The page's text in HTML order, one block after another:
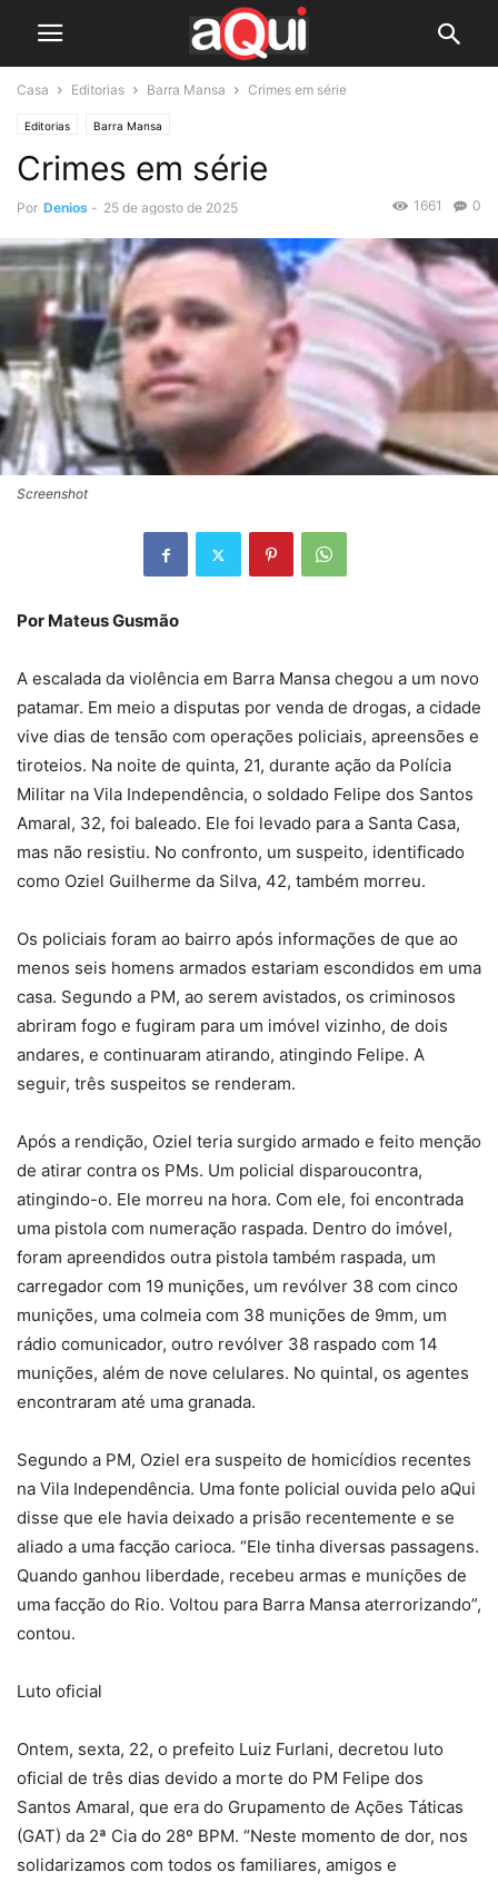
Casa Editorias Barra Mansa Crimes em série
Editorias Barra Mansa
Crimes em série
Por Denios - 25 de agosto de 2025 0
1661
Screenshot
Por Mateus Gusmão
A escalada da violência em Barra Mansa chegou a um novo
patamar. Em meio a disputas por venda de drogas, a cidade
vive dias de tensão com operações policiais, apreensões e
tiroteios. Na noite de quinta, 21, durante ação da Polícia
Militar na Vila Independência, o soldado Felipe dos Santos
Amaral, 32, foi baleado. Ele foi levado para a Santa Casa,
mas não resistiu. No confronto, um suspeito, identificado
como Oziel Guilherme da Silva, 42, também morreu.
Os policiais foram ao bairro após informações de que ao
menos seis homens armados estariam escondidos em uma
casa. Segundo a PM, ao serem avistados, os criminosos
abriram fogo e fugiram para um imóvel vizinho, de dois
andares, e continuaram atirando, atingindo Felipe. A
seguir, três suspeitos se renderam.
Após a rendição, Oziel teria surgido armado e feito menção
de atirar contra os PMs. Um policial disparoucontra,
atingindo-o. Ele morreu na hora. Com ele, foi encontrada
uma pistola com numeração raspada. Dentro do imóvel,
foram apreendidos outra pistola também raspada, um
carregador com 19 munições, um revólver 38 com cinco
munições, uma colmeia com 38 munições de 9mm, um
rádio comunicador, outro revólver 38 raspado com 14
munições, além de nove celulares. No quintal, os agentes
encontraram até uma granada.
Segundo a PM, Oziel era suspeito de homicídios recentes
na Vila Independência. Uma fonte policial ouvida pelo aQui
disse que ele havia deixado a prisão recentemente e se
aliado a uma facção carioca. “Ele tinha diversas passagens.
Quando ganhou liberdade, recebeu armas e munições de
uma facção do Rio. Voltou para Barra Mansa aterrorizando”,
contou.
Luto oficial
Ontem, sexta, 22, o prefeito Luiz Furlani, decretou luto
oficial de três dias devido a morte do PM Felipe dos
Santos Amaral, que era do Grupamento de Ações Táticas
(GAT) da 2ª Cia do 28º BPM. “Neste momento de dor, nos
solidarizamos com todos os familiares, amigos e